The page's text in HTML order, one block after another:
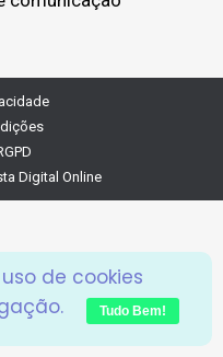
Digital Online
de cookies
Tudo Bem!